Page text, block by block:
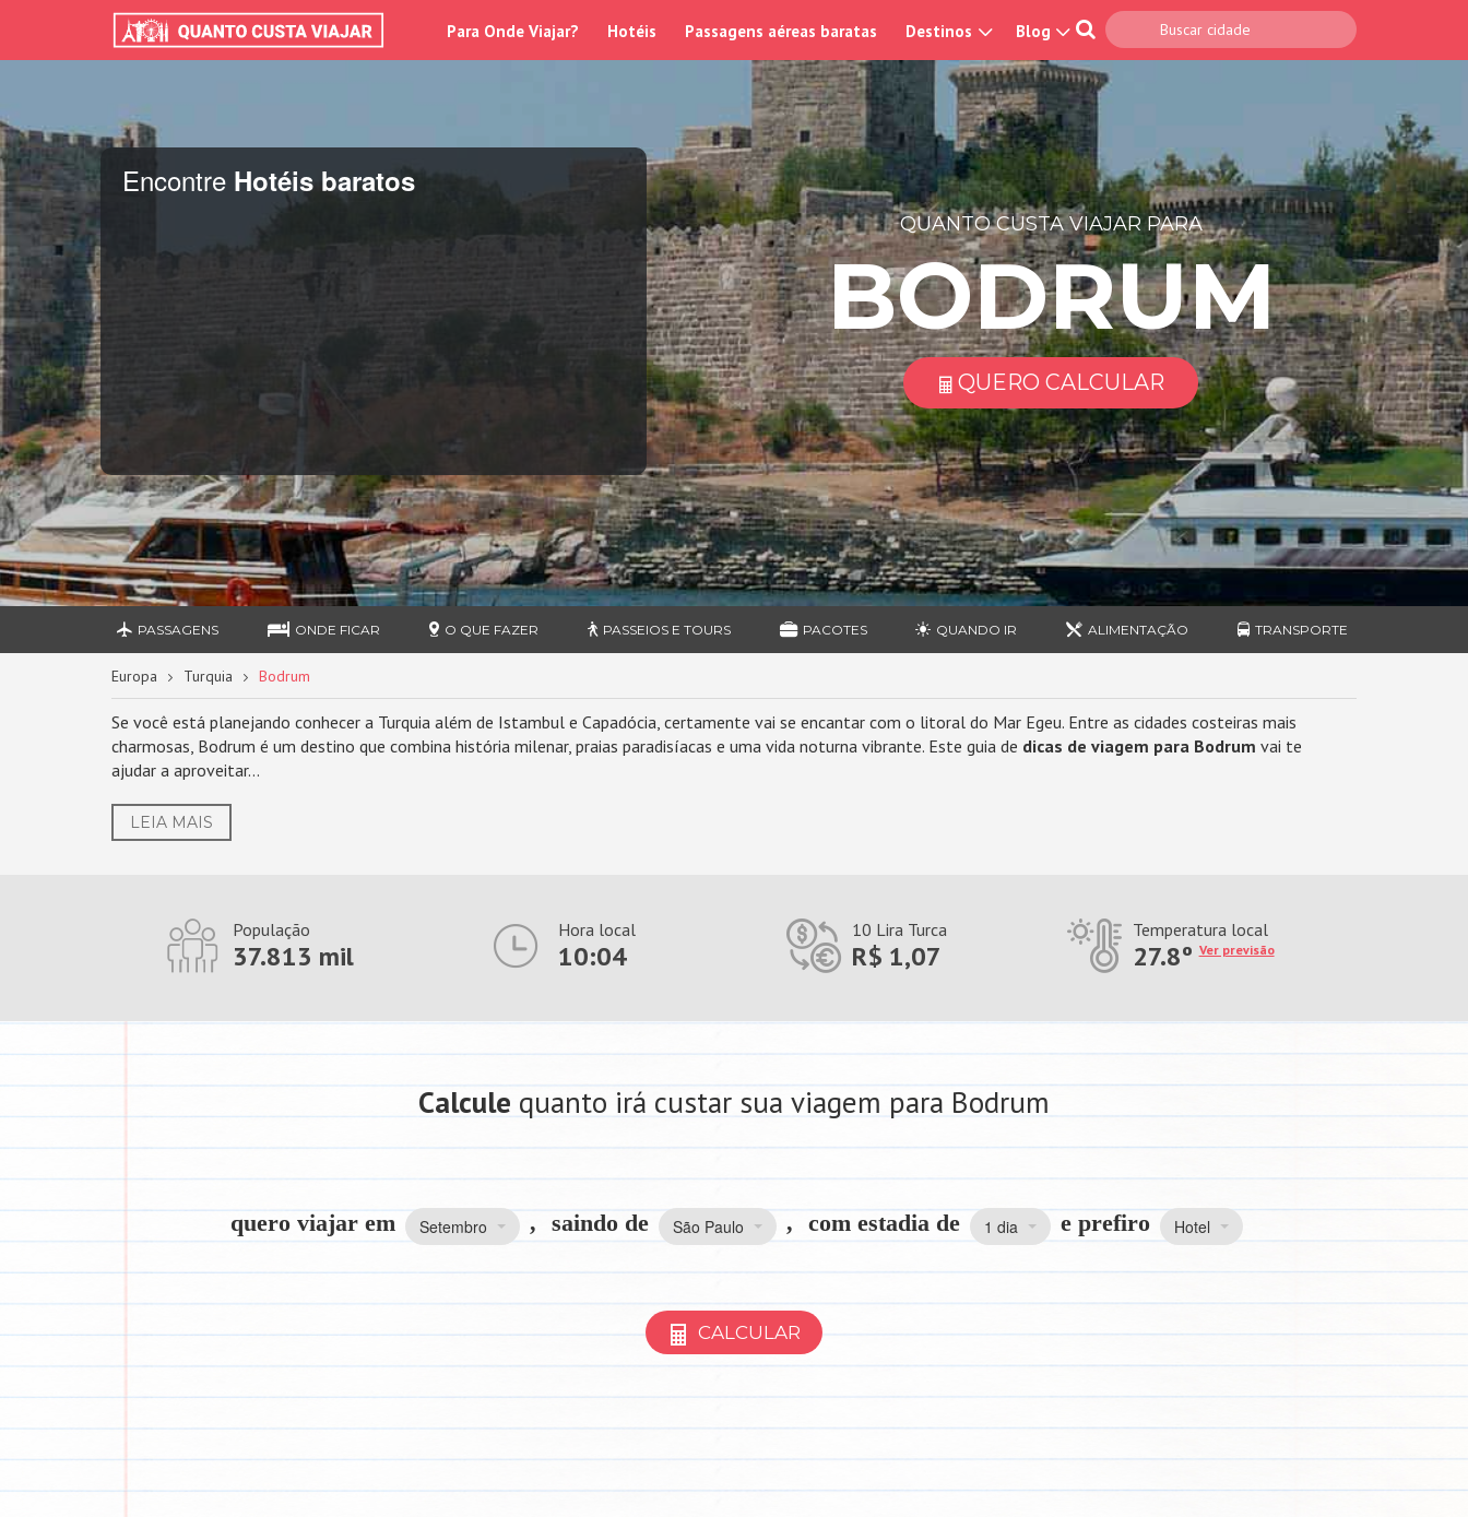
Para Onde Viajar? Hotéis Passagens aéreas baratas Destinos Blog
Encontre Hotéis baratos
QUANTO CUSTA VIAJAR PARA
BODRUM
QUERO CALCULAR
PASSAGENS ONDE FICAR O QUE FAZER PASSEIOS E TOURS PACOTES QUANDO IR ALIMENTAÇÃO TRANSPORTE
Europa Turquia Bodrum
Se você está planejando conhecer a Turquia além de Istambul e Capadócia, certamente vai se encantar com o litoral do Mar Egeu. Entre as cidades costeiras mais
charmosas, Bodrum é um destino que combina história milenar, praias paradisíacas e uma vida noturna vibrante. Este guia de dicas de viagem para Bodrum vai te
ajudar a aproveitar...
LEIA MAIS
População
37.813 mil
Hora local
10:04
10 Lira Turca
R$ 1,07
Temperatura local
27.8ºVer previsão
Calcule quanto irá custar sua viagem para Bodrum
quero viajar em Setembro , saindo de São Paulo , com estadia de 1 dia e prefiro Hotel
CALCULAR